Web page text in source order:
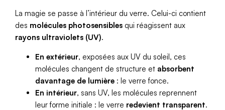
La magie se passe à l’intérieur du verre. Celui-ci contient
des molécules photosensibles qui réagissent aux
rayons ultraviolets (UV).
En extérieur, exposées aux UV du soleil, ces
molécules changent de structure et absorbent
davantage de lumière : le verre fonce.
En intérieur, sans UV, les molécules reprennent
leur forme initiale : le verre redevient transparent.